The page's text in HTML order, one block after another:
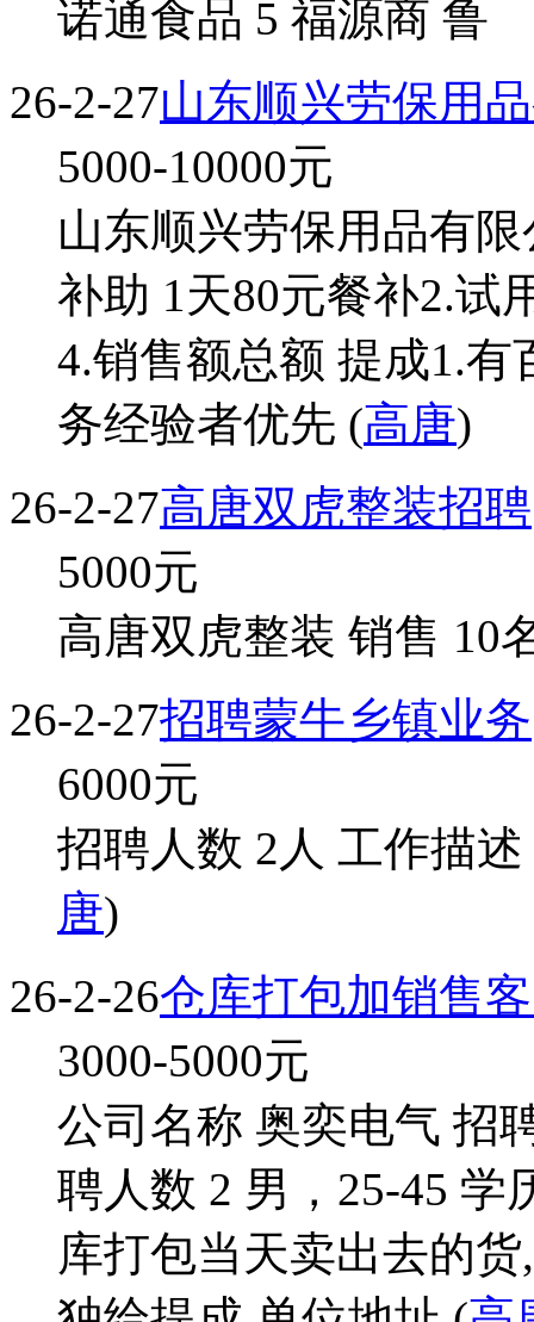
诺通食品 5 福源商 鲁
26-2-27山东顺兴劳保用
5000-10000元
山东顺兴劳保用品有
补助 1天80元餐补2.试
4.销售额总额 提成1.
务经验者优先 (高唐)
26-2-27高唐双虎整装招聘
5000元
高唐双虎整装 销售 10
26-2-27招聘蒙牛乡镇业务
6000元
招聘人数 2人 工作描
唐)
26-2-26仓库打包加销售
3000-5000元
公司名称 奥奕电气 招
聘人数 2 男，25-45 学
库打包当天卖出去的